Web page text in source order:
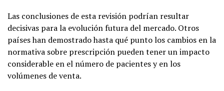
Las conclusiones de esta revisión podrían resultar
decisivas para la evolución futura del mercado. Otros
países han demostrado hasta qué punto los cambios en la
normativa sobre prescripción pueden tener un impacto
considerable en el número de pacientes y en los
volúmenes de venta.